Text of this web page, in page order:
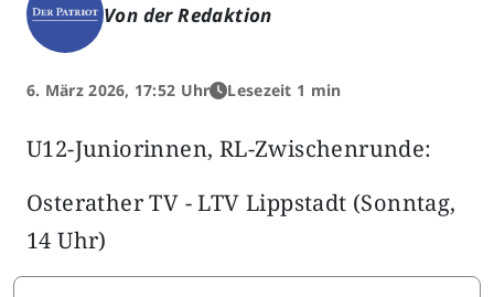
Von der Redaktion
6. März 2026, 17:52 Uhr Lesezeit 1 min
U12-Juniorinnen, RL-Zwischenrunde:
Osterather TV - LTV Lippstadt (Sonntag,
14 Uhr)